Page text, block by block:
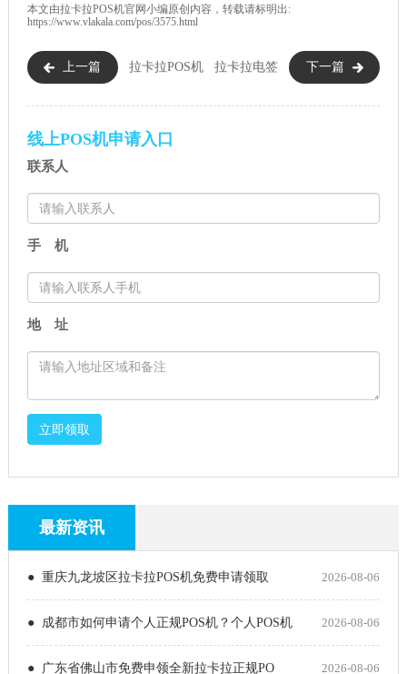
本文由拉卡拉POS机官网小编原创内容，转载请标明出:
https://www.vlakala.com/pos/3575.html
上一篇 拉卡拉POS机
理推荐哪款？
下一篇
拉卡拉电签
线上POS机申请入口
联系人
手 机
地 址
立即领取
最新资讯
● 重庆九龙坡区拉卡拉POS机免费申请领取 2026-08-06
● 成都市如何申请个人正规POS机？个人POS机 2026-08-06
● 广东省佛山市免费申领全新拉卡拉正规PO 2026-08-06